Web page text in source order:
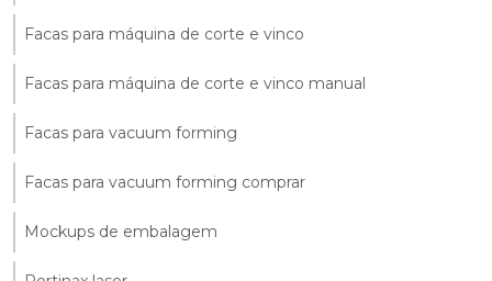
Facas para máquina de corte e vinco
Facas para máquina de corte e vinco manual
Facas para vacuum forming
Facas para vacuum forming comprar
Mockups de embalagem